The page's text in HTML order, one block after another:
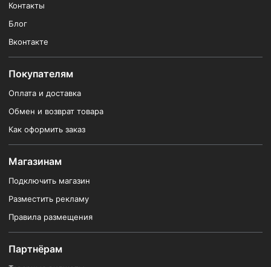
Контакты
Блог
Вконтакте
Покупателям
Оплата и доставка
Обмен и возврат товара
Как оформить заказ
Магазинам
Подключить магазин
Разместить рекламу
Правила размещения
Партнёрам